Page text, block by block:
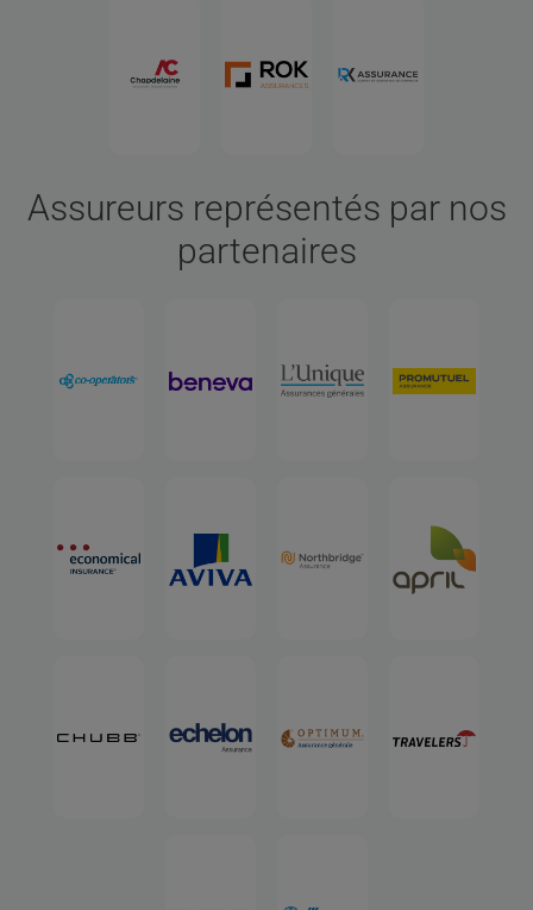
Assureurs représentés par nos
partenaires